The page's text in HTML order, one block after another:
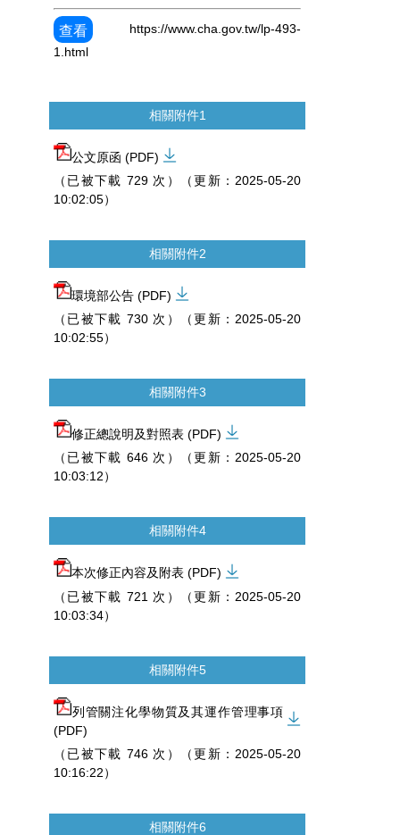
https://www.cha.gov.tw/lp-493-
1.html
相關附件1
公文原函 (PDF)
（已被下載 729 次）（更新：2025-05-20
10:02:05）
相關附件2
環境部公告 (PDF)
（已被下載 730 次）（更新：2025-05-20
10:02:55）
相關附件3
修正總說明及對照表 (PDF)
（已被下載 646 次）（更新：2025-05-20
10:03:12）
相關附件4
本次修正內容及附表 (PDF)
（已被下載 721 次）（更新：2025-05-20
10:03:34）
相關附件5
列管關注化學物質及其運作管理事項
(PDF)
（已被下載 746 次）（更新：2025-05-20
10:16:22）
相關附件6